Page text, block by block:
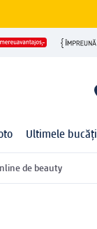
Ultimele bucăți
de beauty